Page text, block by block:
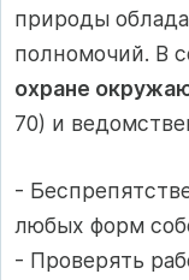
природы
полномочий. В
охране
70) и
-
любых форм
- Проверять